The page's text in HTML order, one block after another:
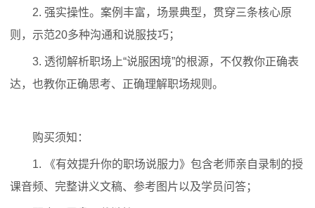
2. 强实操性。案例丰富，场景典型，贯穿三条核心原
则，示范20多种沟通和说服技巧；
3. 透彻解析职场上“说服困境”的根源，不仅教你正确表
达，也教你正确思考、正确理解职场规则。
购买须知：
1. 《有效提升你的职场说服力》包含老师亲自录制的授
课音频、完整讲义文稿、参考图片以及学员问答；